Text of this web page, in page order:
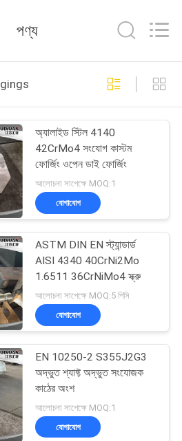
36
Forging
35
Forging
17
পণ্য
অ্যালাইড স্টিল 4140
42CrMo4 সংযোগ কাস্টম
ফোর্জিং ওপেন ডাই ফোর্জিং
আলোচনা সাপেক্ষে MOQ:1
যোগাযোগ
ASTM DIN EN স্ট্যান্ডার্ড
AISI 4340 40CrNi2Mo
1.6511 36CrNiMo4 স্ক্রু
আলোচনা সাপেক্ষে MOQ:5 পিসি
যোগাযোগ
EN 10250-2 S355J2G3
অদ্ভুত শ্যাফ্ট অদ্ভুত সংযোজক
কাঠের অংশ
আলোচনা সাপেক্ষে MOQ:1
যোগাযোগ